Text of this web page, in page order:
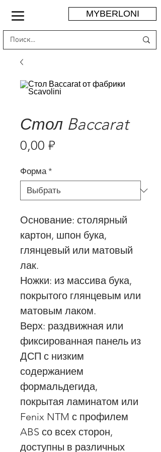
MYBERLONI
Стол Baccarat
0,00 ₽
Форма *
Основание: столярный
картон, шпон бука,
глянцевый или матовый
лак.
Ножки: из массива бука,
покрытого глянцевым или
матовым лаком.
Верх: раздвижная или
фиксированная панель из
ДСП с низким
содержанием
формальдегида,
покрытая ламинатом или
Fenix ​​NTM с профилем
ABS со всех сторон,
доступны в различных